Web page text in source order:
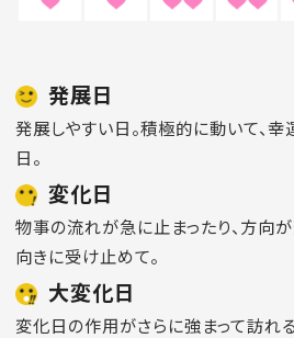
発展日
発展しやすい日。積極的に動いて、
日。
変化日
物事の流れが急に止まったり、方向
向きに受け止めて。
大変化日
変化日の作用がさらに強まって訪れ